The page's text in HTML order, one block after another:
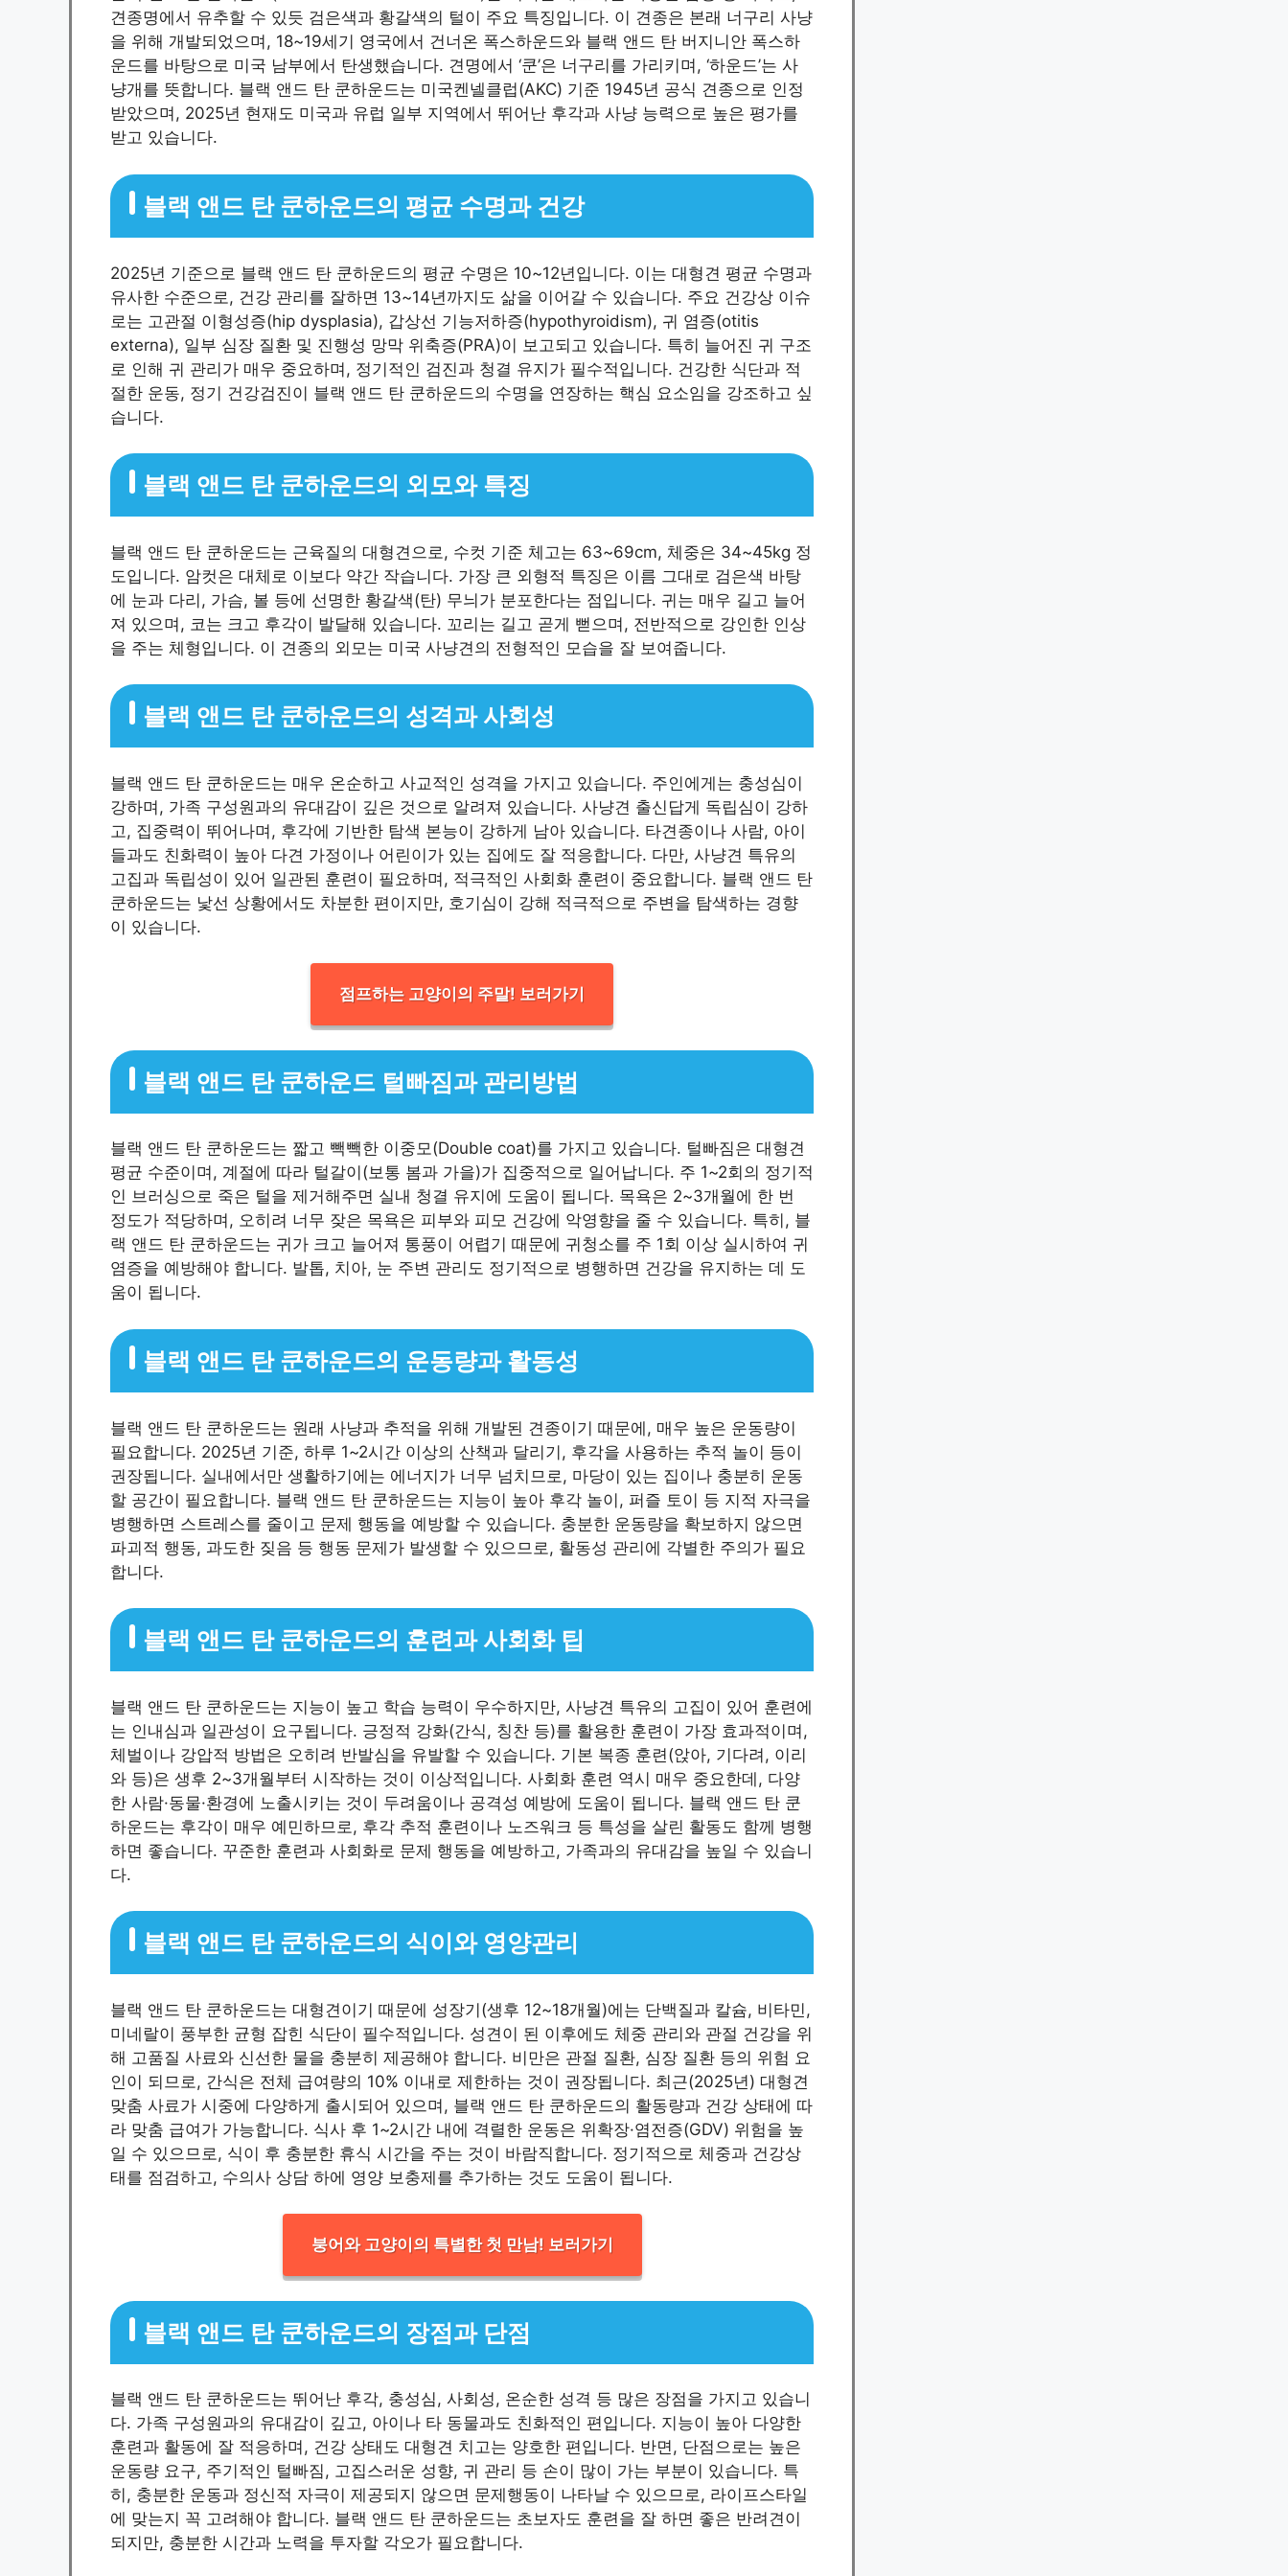
견종명에서 유추할 수 있듯 검은색과 황갈색의 털이 주요 특징입니다. 이 견종은 본래 너구리 사냥
을 위해 개발되었으며, 18~19세기 영국에서 건너온 폭스하운드와 블랙 앤드 탄 버지니안 폭스하
운드를 바탕으로 미국 남부에서 탄생했습니다. 견명에서 ‘쿤’은 너구리를 가리키며, ‘하운드’는 사
냥개를 뜻합니다. 블랙 앤드 탄 쿤하운드는 미국켄넬클럽(AKC) 기준 1945년 공식 견종으로 인정
받았으며, 2025년 현재도 미국과 유럽 일부 지역에서 뛰어난 후각과 사냥 능력으로 높은 평가를
받고 있습니다.
블랙 앤드 탄 쿤하운드의 평균 수명과 건강
2025년 기준으로 블랙 앤드 탄 쿤하운드의 평균 수명은 10~12년입니다. 이는 대형견 평균 수명과
유사한 수준으로, 건강 관리를 잘하면 13~14년까지도 삶을 이어갈 수 있습니다. 주요 건강상 이슈
로는 고관절 이형성증(hip dysplasia), 갑상선 기능저하증(hypothyroidism), 귀 염증(otitis
externa), 일부 심장 질환 및 진행성 망막 위축증(PRA)이 보고되고 있습니다. 특히 늘어진 귀 구조
로 인해 귀 관리가 매우 중요하며, 정기적인 검진과 청결 유지가 필수적입니다. 건강한 식단과 적
절한 운동, 정기 건강검진이 블랙 앤드 탄 쿤하운드의 수명을 연장하는 핵심 요소임을 강조하고 싶
습니다.
블랙 앤드 탄 쿤하운드의 외모와 특징
블랙 앤드 탄 쿤하운드는 근육질의 대형견으로, 수컷 기준 체고는 63~69cm, 체중은 34~45kg 정
도입니다. 암컷은 대체로 이보다 약간 작습니다. 가장 큰 외형적 특징은 이름 그대로 검은색 바탕
에 눈과 다리, 가슴, 볼 등에 선명한 황갈색(탄) 무늬가 분포한다는 점입니다. 귀는 매우 길고 늘어
져 있으며, 코는 크고 후각이 발달해 있습니다. 꼬리는 길고 곧게 뻗으며, 전반적으로 강인한 인상
을 주는 체형입니다. 이 견종의 외모는 미국 사냥견의 전형적인 모습을 잘 보여줍니다.
블랙 앤드 탄 쿤하운드의 성격과 사회성
블랙 앤드 탄 쿤하운드는 매우 온순하고 사교적인 성격을 가지고 있습니다. 주인에게는 충성심이
강하며, 가족 구성원과의 유대감이 깊은 것으로 알려져 있습니다. 사냥견 출신답게 독립심이 강하
고, 집중력이 뛰어나며, 후각에 기반한 탐색 본능이 강하게 남아 있습니다. 타견종이나 사람, 아이
들과도 친화력이 높아 다견 가정이나 어린이가 있는 집에도 잘 적응합니다. 다만, 사냥견 특유의
고집과 독립성이 있어 일관된 훈련이 필요하며, 적극적인 사회화 훈련이 중요합니다. 블랙 앤드 탄
쿤하운드는 낯선 상황에서도 차분한 편이지만, 호기심이 강해 적극적으로 주변을 탐색하는 경향
이 있습니다.
점프하는 고양이의 주말! 보러가기
블랙 앤드 탄 쿤하운드 털빠짐과 관리방법
블랙 앤드 탄 쿤하운드는 짧고 빽빽한 이중모(Double coat)를 가지고 있습니다. 털빠짐은 대형견
평균 수준이며, 계절에 따라 털갈이(보통 봄과 가을)가 집중적으로 일어납니다. 주 1~2회의 정기적
인 브러싱으로 죽은 털을 제거해주면 실내 청결 유지에 도움이 됩니다. 목욕은 2~3개월에 한 번
정도가 적당하며, 오히려 너무 잦은 목욕은 피부와 피모 건강에 악영향을 줄 수 있습니다. 특히, 블
랙 앤드 탄 쿤하운드는 귀가 크고 늘어져 통풍이 어렵기 때문에 귀청소를 주 1회 이상 실시하여 귀
염증을 예방해야 합니다. 발톱, 치아, 눈 주변 관리도 정기적으로 병행하면 건강을 유지하는 데 도
움이 됩니다.
블랙 앤드 탄 쿤하운드의 운동량과 활동성
블랙 앤드 탄 쿤하운드는 원래 사냥과 추적을 위해 개발된 견종이기 때문에, 매우 높은 운동량이
필요합니다. 2025년 기준, 하루 1~2시간 이상의 산책과 달리기, 후각을 사용하는 추적 놀이 등이
권장됩니다. 실내에서만 생활하기에는 에너지가 너무 넘치므로, 마당이 있는 집이나 충분히 운동
할 공간이 필요합니다. 블랙 앤드 탄 쿤하운드는 지능이 높아 후각 놀이, 퍼즐 토이 등 지적 자극을
병행하면 스트레스를 줄이고 문제 행동을 예방할 수 있습니다. 충분한 운동량을 확보하지 않으면
파괴적 행동, 과도한 짖음 등 행동 문제가 발생할 수 있으므로, 활동성 관리에 각별한 주의가 필요
합니다.
블랙 앤드 탄 쿤하운드의 훈련과 사회화 팁
블랙 앤드 탄 쿤하운드는 지능이 높고 학습 능력이 우수하지만, 사냥견 특유의 고집이 있어 훈련에
는 인내심과 일관성이 요구됩니다. 긍정적 강화(간식, 칭찬 등)를 활용한 훈련이 가장 효과적이며,
체벌이나 강압적 방법은 오히려 반발심을 유발할 수 있습니다. 기본 복종 훈련(앉아, 기다려, 이리
와 등)은 생후 2~3개월부터 시작하는 것이 이상적입니다. 사회화 훈련 역시 매우 중요한데, 다양
한 사람·동물·환경에 노출시키는 것이 두려움이나 공격성 예방에 도움이 됩니다. 블랙 앤드 탄 쿤
하운드는 후각이 매우 예민하므로, 후각 추적 훈련이나 노즈워크 등 특성을 살린 활동도 함께 병행
하면 좋습니다. 꾸준한 훈련과 사회화로 문제 행동을 예방하고, 가족과의 유대감을 높일 수 있습니
다.
블랙 앤드 탄 쿤하운드의 식이와 영양관리
블랙 앤드 탄 쿤하운드는 대형견이기 때문에 성장기(생후 12~18개월)에는 단백질과 칼슘, 비타민,
미네랄이 풍부한 균형 잡힌 식단이 필수적입니다. 성견이 된 이후에도 체중 관리와 관절 건강을 위
해 고품질 사료와 신선한 물을 충분히 제공해야 합니다. 비만은 관절 질환, 심장 질환 등의 위험 요
인이 되므로, 간식은 전체 급여량의 10% 이내로 제한하는 것이 권장됩니다. 최근(2025년) 대형견
맞춤 사료가 시중에 다양하게 출시되어 있으며, 블랙 앤드 탄 쿤하운드의 활동량과 건강 상태에 따
라 맞춤 급여가 가능합니다. 식사 후 1~2시간 내에 격렬한 운동은 위확장·염전증(GDV) 위험을 높
일 수 있으므로, 식이 후 충분한 휴식 시간을 주는 것이 바람직합니다. 정기적으로 체중과 건강상
태를 점검하고, 수의사 상담 하에 영양 보충제를 추가하는 것도 도움이 됩니다.
붕어와 고양이의 특별한 첫 만남! 보러가기
블랙 앤드 탄 쿤하운드의 장점과 단점
블랙 앤드 탄 쿤하운드는 뛰어난 후각, 충성심, 사회성, 온순한 성격 등 많은 장점을 가지고 있습니
다. 가족 구성원과의 유대감이 깊고, 아이나 타 동물과도 친화적인 편입니다. 지능이 높아 다양한
훈련과 활동에 잘 적응하며, 건강 상태도 대형견 치고는 양호한 편입니다. 반면, 단점으로는 높은
운동량 요구, 주기적인 털빠짐, 고집스러운 성향, 귀 관리 등 손이 많이 가는 부분이 있습니다. 특
히, 충분한 운동과 정신적 자극이 제공되지 않으면 문제행동이 나타날 수 있으므로, 라이프스타일
에 맞는지 꼭 고려해야 합니다. 블랙 앤드 탄 쿤하운드는 초보자도 훈련을 잘 하면 좋은 반려견이
되지만, 충분한 시간과 노력을 투자할 각오가 필요합니다.